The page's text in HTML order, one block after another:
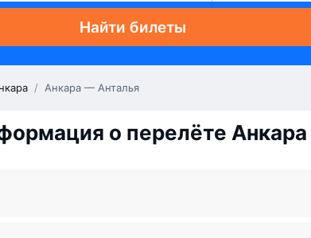
Найти билеты
/ Анкара — Анталья
о перелёте